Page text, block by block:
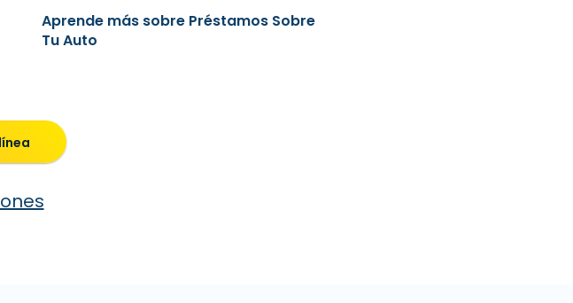
Aprende más sobre Préstamos Sobre
Tu Auto